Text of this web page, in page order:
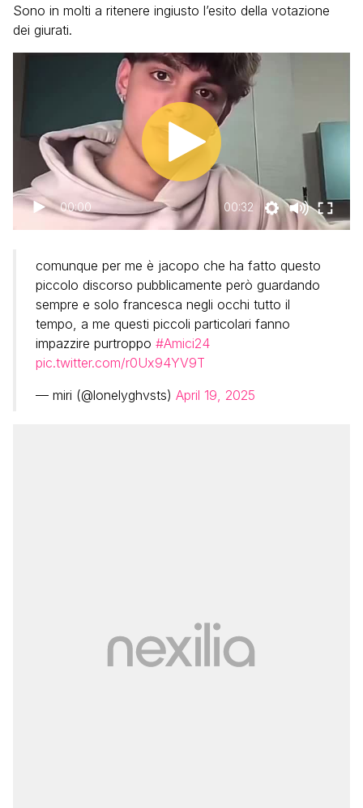
Sono in molti a ritenere ingiusto l’esito della votazione
dei giurati.
00:00 00:32
comunque per me è jacopo che ha fatto questo
piccolo discorso pubblicamente però guardando
sempre e solo francesca negli occhi tutto il
tempo, a me questi piccoli particolari fanno
impazzire purtroppo #Amici24
pic.twitter.com/r0Ux94YV9T
— miri (@lonelyghvsts) April 19, 2025